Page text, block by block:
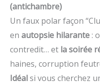
(antichambre)
Un faux polar façon
en autopsie hilarante :
contredit… et la soirée
haines, corruption
Idéalsi vous cherchez